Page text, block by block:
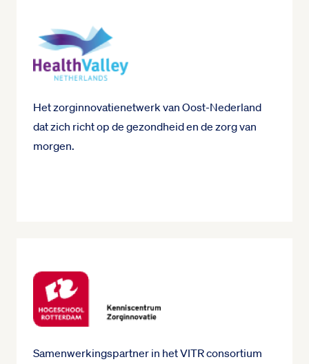
Het zorginnovatienetwerk van Oost-Nederland
dat zich richt op de gezondheid en de zorg van
morgen.
Samenwerkingspartner in het VITR consortium